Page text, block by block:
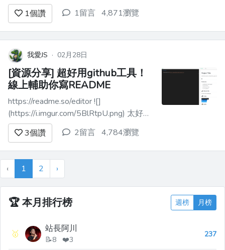
前我記得cheat engine下載好像有毒 安全的繁中檔我好像也
沒有備份起來 逛到這個功能看起來差不多 如果有需求應該
可以擋一下 而且...
1個讚 1留言 4,871瀏覽
我愛JS · 02月28日
[資源分享] 超好用github工具！
線上輔助你寫README
https://readme.so/editor ![]
(https://i.imgur.com/5BlRtpU.png) 太好用
惹 最近要開始瘋狂輸出github -----------
----------------------------- 流程: 把
hackmd裡面的筆記整理...
3個讚 2留言 4,784瀏覽
‹ 1 2 ›
🏆本月排行榜 週榜 月榜
🥇 站長阿川
📝8 ❤️3
237